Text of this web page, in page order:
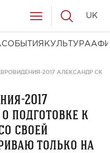
СОБЫТИЯ КУЛЬТУРА
UK
2017 АЛЕКСАНДР
2017
подготовке к
своей
только на